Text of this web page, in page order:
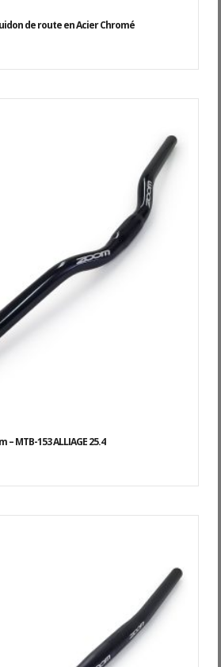
de route en Acier Chromé
– MTB-153 ALLIAGE 25.4